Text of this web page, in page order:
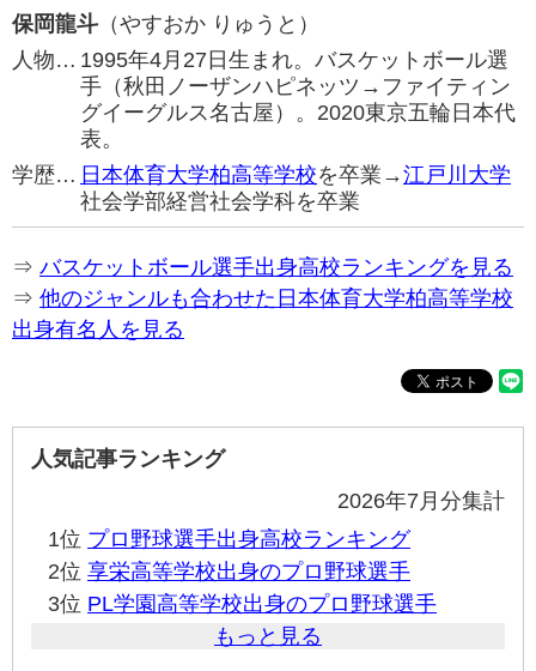
保岡龍斗 （やすおか りゅうと）
人物… 1995年4月27日生まれ。バスケットボール選
手（秋田ノーザンハピネッツ→ファイティン
グイーグルス名古屋）。2020東京五輪日本代
表。
学歴… 日本体育大学柏高等学校を卒業→江戸川大学
社会学部経営社会学科を卒業
⇒ バスケットボール選手出身高校ランキングを見る
⇒ 他のジャンルも合わせた日本体育大学柏高等学校
出身有名人を見る
人気記事ランキング
2026年7月分集計
1位 プロ野球選手出身高校ランキング
2位 享栄高等学校出身のプロ野球選手
3位 PL学園高等学校出身のプロ野球選手
もっと見る